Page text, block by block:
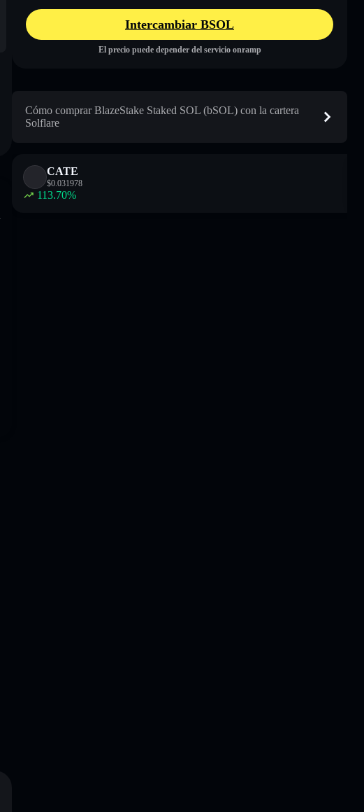
Intercambiar BSOL
El precio puede depender del servicio onramp
Cómo comprar BlazeStake Staked SOL (bSOL) con la cartera
Solflare
CATE
$0.031978
113.70%